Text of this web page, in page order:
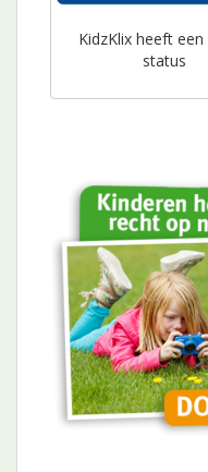
KidzKlix heeft een
status